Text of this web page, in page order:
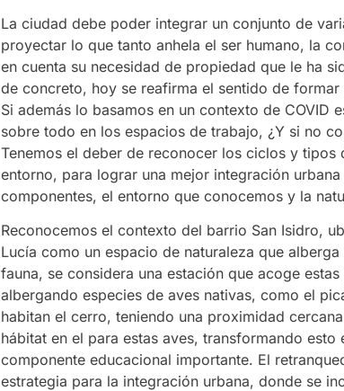
La ciudad debe poder integrar un conjunto de
proyectar lo que tanto anhela el ser humano, la
en cuenta su necesidad de propiedad que le ha
de concreto, hoy se reafirma el sentido de
Si además lo basamos en un contexto de COVID
sobre todo en los espacios de trabajo, ¿Y si no
Tenemos el deber de reconocer los ciclos y tipos
entorno, para lograr una mejor integración
componentes, el entorno que conocemos y la
Reconocemos el contexto del barrio San Isidro,
Lucía como un espacio de naturaleza que
fauna, se considera una estación que acoge
albergando especies de aves nativas, como el
habitan el cerro, teniendo una proximidad
hábitat en el para estas aves, transformando
componente educacional importante. El
estrategia para la integración urbana, donde se